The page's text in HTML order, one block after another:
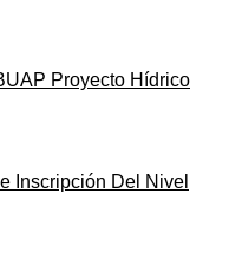
Proyecto Hídrico
Inscripción Del Nivel